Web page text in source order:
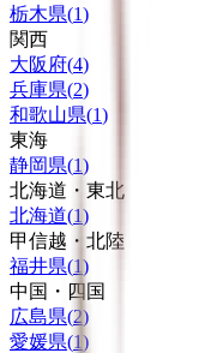
栃木県(1)
関西
大阪府(4)
兵庫県(2)
和歌山県(1)
東海
静岡県(1)
北海道・東北
北海道(1)
甲信越・北陸
福井県(1)
中国・四国
広島県(2)
愛媛県(1)